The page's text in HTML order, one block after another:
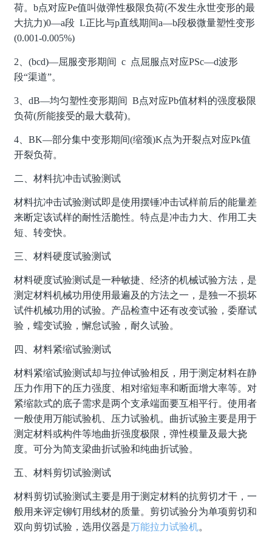
荷。b点对应Pe值叫做弹性极限负荷(不发生永世变形的最
大抗力)0—a段 L正比与p直线期间a—b段极微量塑性变形
(0.001-0.005%)
2、(bcd)—屈服变形期间 c 点屈服点对应PSc—d波形
段“渠道”。
3、dB—均匀塑性变形期间 B点对应Pb值材料的强度极限
负荷(所能接受的最大载荷)。
4、BK—部分集中变形期间(缩颈)K点为开裂点对应Pk值
开裂负荷。
二、材料抗冲击试验测试
材料抗冲击试验测试即是使用摆锤冲击试样前后的能量差
来断定该试样的耐性活脆性。特点是冲击力大、作用工夫
短、转变快。
三、材料硬度试验测试
材料硬度试验测试是一种敏捷、经济的机械试验方法，是
测定材料机械功用使用最遍及的方法之一，是独一不损坏
试件机械功用的试验。产品检查中还有改变试验，委靡试
验，蠕变试验，懈怠试验，耐久试验。
四、材料紧缩试验测试
材料紧缩试验测试却与拉伸试验相反，用于测定材料在静
压力作用下的压力强度、相对缩短率和断面增大率等。对
紧缩款式的底子需求是两个支承端面要互相平行。使用者
一般使用万能试验机、压力试验机。曲折试验主要是用于
测定材料或构件等地曲折强度极限，弹性模量及最大挠
度。可分为简支梁曲折试验和纯曲折试验。
五、材料剪切试验测试
材料剪切试验测试主要是用于测定材料的抗剪切才干，一
般用来评定铆钉用线材的质量。剪切试验分为单项剪切和
双向剪切试验，选用仪器是万能拉力试验机。